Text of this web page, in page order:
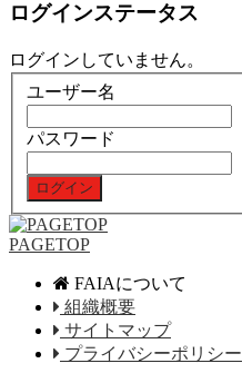
ログインステータス
ログインしていません。
ユーザー名
パスワード
PAGETOP
FAIAについて
組織概要
サイトマップ
プライバシーポリシー